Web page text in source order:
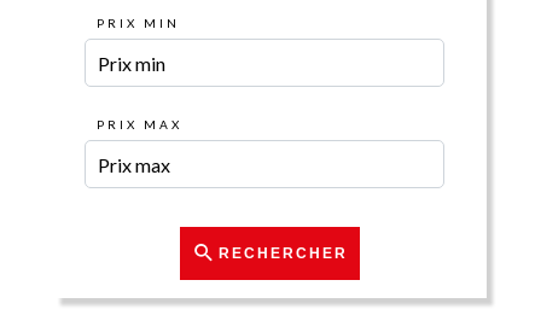
PRIX MIN
PRIX MAX
RECHERCHER